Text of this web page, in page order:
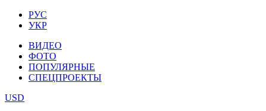
РУС
УКР
ВИДЕО
ФОТО
ПОПУЛЯРНЫЕ
СПЕЦПРОЕКТЫ
USD